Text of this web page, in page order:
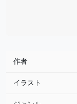
作者
イラスト